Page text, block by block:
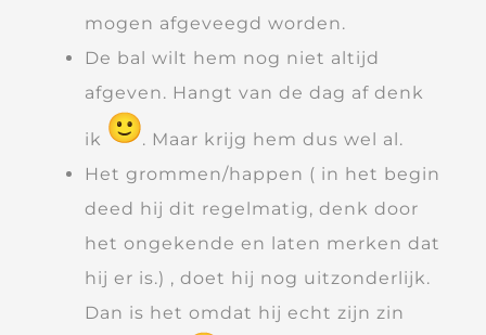
mogen afgeveegd worden.
De bal wilt hem nog niet altijd
afgeven. Hangt van de dag af denk
ik
. Maar krijg hem dus wel al.
Het grommen/happen ( in het begin
deed hij dit regelmatig, denk door
het ongekende en laten merken dat
hij er is.) , doet hij nog uitzonderlijk.
Dan is het omdat hij echt zijn zin